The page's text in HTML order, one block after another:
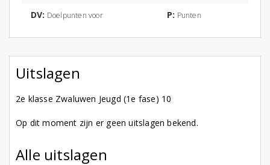
DV: Doelpunten voor P: Punten
Uitslagen
2e klasse Zwaluwen Jeugd (1e fase) 10
Op dit moment zijn er geen uitslagen bekend.
Alle uitslagen